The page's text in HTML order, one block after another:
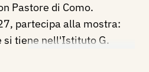
Pastore di Como.
partecipa alla mostra:
si tiene nell'Istituto G.
il dipinto: Testa di